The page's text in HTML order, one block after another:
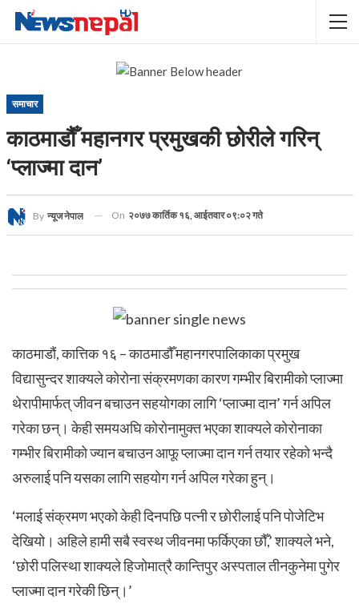
समाचार
काठमाडौँ महानगर प्रमुखकी छोरीले गरिन्
‘प्लाज्मा दान’
By न्यूज नेपाल On २०७७ कार्तिक १६, आईतवार ०९:०२ गते
काठमाडौं, कात्तिक १६ – काठमाडौँ महानगरपालिकाका प्रमुख
विद्यासुन्दर शाक्यले कोरोना संक्रमणका कारण गम्भीर बिरामीको प्लाज्मा
थेरापीमार्फत् जीवन बचाउन सहयोगका लागि ‘प्लाज्मा दान’ गर्न अपिल
गरेका छन्। केही समयअघि कोरोनामुक्त भएका शाक्यले कोरोनाका
गम्भीर बिरामीको ज्यान बचाउन आफू प्लाज्मा दान गर्न तयार रहेको भन्दै
अरुलाई पनि यसका लागि सहयोग गर्न अपिल गरेका हुन्।
‘मलाई संक्रमण भएको केही दिनपछि पत्नी र छोरीलाई पनि पोजेटिभ
देखियो। अहिले हामी सबै स्वस्थ जीवनमा फर्किएका छौँ,’ शाक्यले भने,
‘छोरी पलिस्था शाक्यले हिजोमात्रै कान्तिपुर अस्पताल तीनकुनेमा पुगेर
प्लाज्मा दान गरेकी छिन्।’